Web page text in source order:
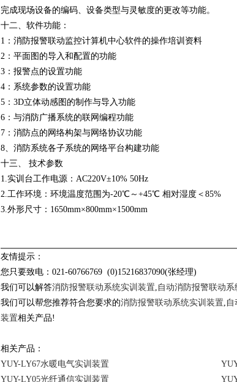
完成现场设备的编码、设备类型与灵敏度的更改等功能。
十二、软件功能：
1：消防报警联动监控计算机中心软件的操作培训资料
2：平面图的导入和配置的功能
3：报警点的设置功能
4：系统参数的设置功能
5：3D立体动感图的制作与导入功能
6：与消防广播系统的联网编程功能
7：消防点的网络构架与网络协议功能
8、消防系统各子系统的网络平台构建功能
十三、 技术参数
1.实训台工作电源：AC220V±10% 50Hz
2.工作环境：环境温度范围为-20℃～+45℃ 相对湿度＜85%
3.外形尺寸：1650mm×800mm×1500mm
友情提示：
您只要致电：021-60766769 (0)15216837090(张经理)
我们可以解答消防报警联动系统实训装置, 自动消防报警联动
我们可以帮您推荐符合您要求的消防报警联动系统实训装置,
装置相关产品!
相关产品：
YUY-LY67水暖电气实训装置
YUY-LY05光纤通信实训装置